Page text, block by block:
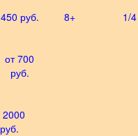
450 руб.
от 700
руб.
8+
1/4
2000
руб.